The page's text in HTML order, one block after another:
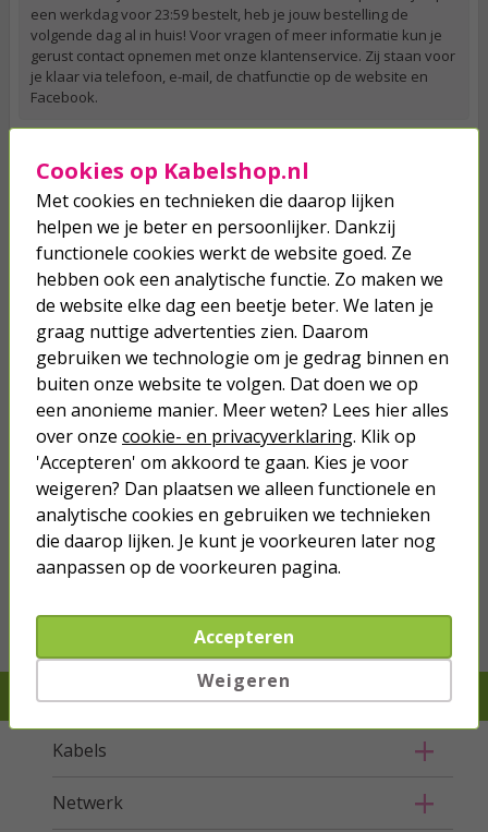
Je verwacht het niet
Turbo onkruidverdelger (Concentraat,
3x 100ml) | Ook voor je gazon!
43,
40,
89
we hebben het wel
een werkdag voor 23:59 bestelt, heb je jouw bestelling de
volgende dag al in huis! Voor vragen of meer informatie kun je
gerust contact opnemen met onze klantenservice. Zij staan voor
je klaar via telefoon, e-mail, de chatfunctie op de website en
Facebook.
Je verwacht het niet, we hebben het wel
Kabels
Netwerk
Cookies op Kabelshop.nl
Met cookies en technieken die daarop lijken
helpen we je beter en persoonlijker. Dankzij
functionele cookies werkt de website goed. Ze
hebben ook een analytische functie. Zo maken we
de website elke dag een beetje beter. We laten je
graag nuttige advertenties zien. Daarom
gebruiken we technologie om je gedrag binnen en
buiten onze website te volgen. Dat doen we op
een anonieme manier. Meer weten? Lees hier alles
over onze cookie- en privacyverklaring. Klik op
'Accepteren' om akkoord te gaan. Kies je voor
weigeren? Dan plaatsen we alleen functionele en
analytische cookies en gebruiken we technieken
die daarop lijken. Je kunt je voorkeuren later nog
aanpassen op de voorkeuren pagina.
Accepteren
Weigeren